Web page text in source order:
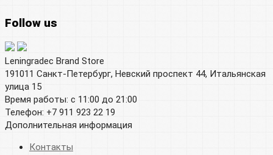
Follow us
Leningradec Brand Store
191011 Санкт-Петербург, Невский проспект 44, Итальянская
улица 15
Время работы: с 11:00 до 21:00
Телефон: +7 911 923 22 19
Дополнительная информация
Контакты